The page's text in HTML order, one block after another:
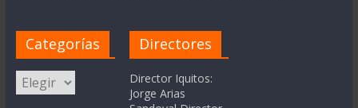
Categorías
Categorías
Directores
Director Iquitos:
Jorge Arias